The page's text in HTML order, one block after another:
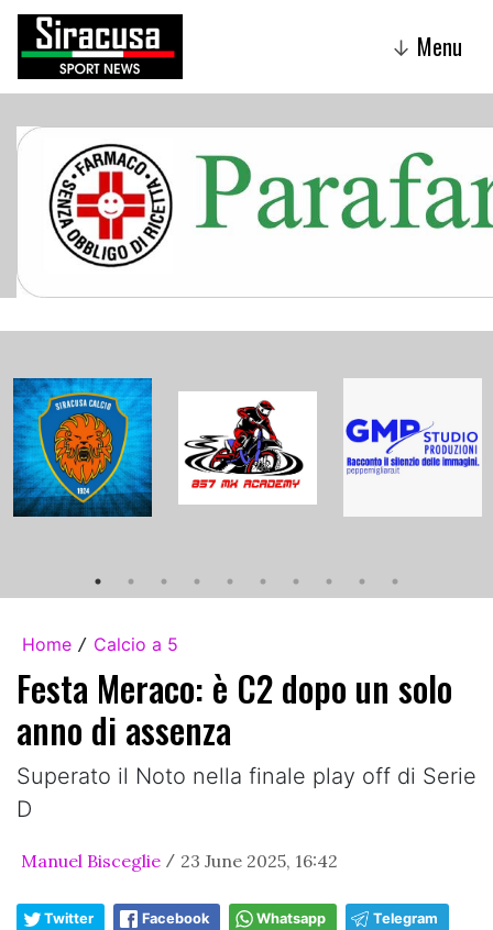
↓ Menu
Home / Calcio a 5
Festa Meraco: è C2 dopo un solo
anno di assenza
Superato il Noto nella finale play off di Serie
D
Manuel Bisceglie / 23 June 2025, 16:42
Twitter Facebook Whatsapp Telegram